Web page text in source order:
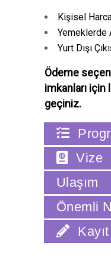
Kişisel
Yemeklerde
Yurt Dışı
Ödeme
imkanları
geçiniz.
Vize
Ulaşım
Önemli
Kayıt